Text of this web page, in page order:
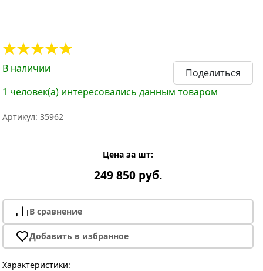
В наличии
Поделиться
1 человек(а) интересовались данным товаром
Артикул: 35962
Цена за шт:
249 850 руб.
В сравнение
Добавить в избранное
Характеристики: